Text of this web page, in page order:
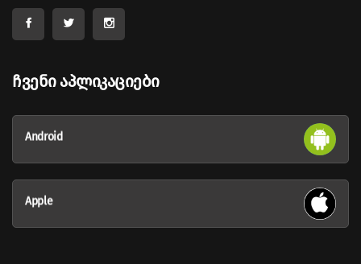
Ჩვენი Აპლიკაციები
Android
Apple